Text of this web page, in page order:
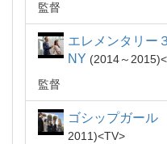
監督
エレメンタリー
NY
2014～2015
監督
ゴシップガール
2011
TV